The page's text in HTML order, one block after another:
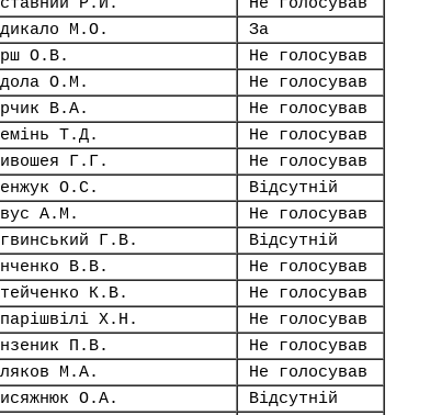
М.О.
За
О.В.
Не голосував
О.М.
Не голосував
В.А.
Не голосував
Т.Д.
Не голосував
Г.Г.
Не голосував
О.С.
Відсутній
А.М.
Не голосував
Г.В.
Відсутній
В.В.
Не голосував
К.В.
Не голосував
Х.Н.
Не голосував
П.В.
Не голосував
М.А.
Не голосував
О.А.
Відсутній